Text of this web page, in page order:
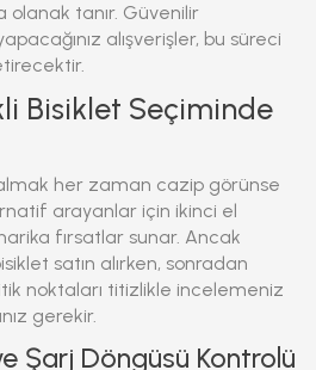
olanak tanır. Güvenilir
alışverişler, bu süreci
Bisiklet Seçiminde
her zaman cazip görünse
arayanlar için ikinci el
fırsatlar sunar. Ancak
satın alırken, sonradan
noktaları titizlikle incelemeniz
gerekir.
Şarj Döngüsü Kontrolü